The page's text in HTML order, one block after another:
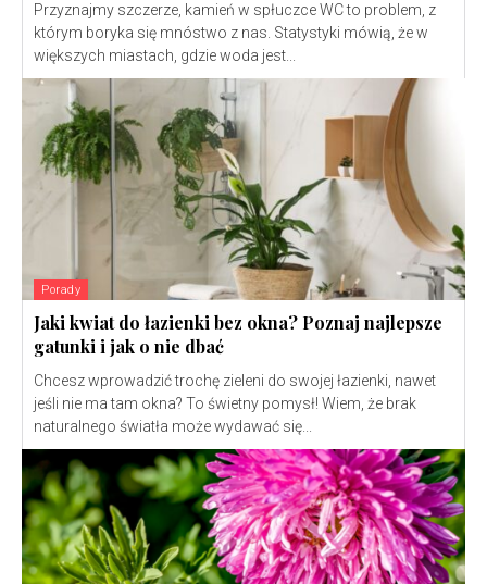
Przyznajmy szczerze, kamień w spłuczce WC to problem, z
którym boryka się mnóstwo z nas. Statystyki mówią, że w
większych miastach, gdzie woda jest...
Porady
Jaki kwiat do łazienki bez okna? Poznaj najlepsze
gatunki i jak o nie dbać
Chcesz wprowadzić trochę zieleni do swojej łazienki, nawet
jeśli nie ma tam okna? To świetny pomysł! Wiem, że brak
naturalnego światła może wydawać się...